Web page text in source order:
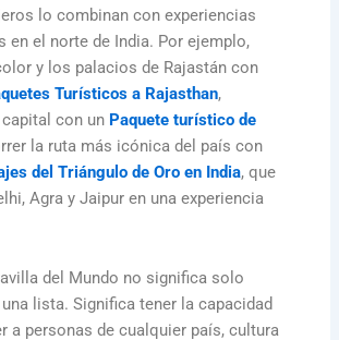
lo combinan con experiencias
en el norte de India. Por ejemplo,
y los palacios de Rajastán con
Turísticos a Rajasthan,
con un Paquete turístico de
la ruta más icónica del país con
del Triángulo de Oro en India, que
Agra y Jaipur en una experiencia
del Mundo no significa solo
lista. Significa tener la capacidad
a personas de cualquier país, cultura